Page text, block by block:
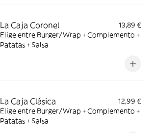
La Caja Coronel
13,89 €
Elige entre Burger/Wrap + Complemento +
Patatas + Salsa
La Caja Clásica
12,99 €
Elige entre Burger/Wrap + Complemento +
Patatas + Salsa